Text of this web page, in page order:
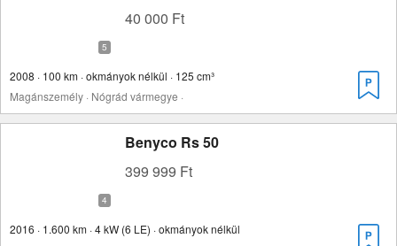
40 000 Ft
2008 · 100 km · okmányok nélkül · 125 cm³
Magánszemély · Nógrád vármegye ·
Benyco Rs 50
399 999 Ft
2016 · 1.600 km · 4 kW (6 LE) · okmányok nélkül